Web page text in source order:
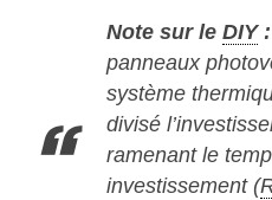
Note sur le DIY:
panneaux
système
divisé
ramenant le
investissement (